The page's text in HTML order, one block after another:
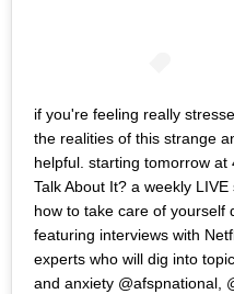
if you're feeling really
the realities of this strange
helpful. starting tomorrow
Talk About It? a weekly
how to take care of yourself
featuring interviews with
experts who will dig into
and anxiety @afspnational,